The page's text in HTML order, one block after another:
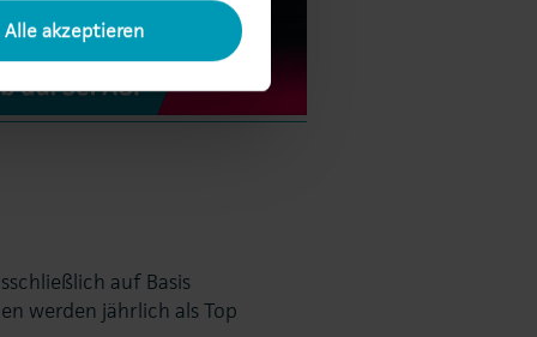
Alle akzeptieren
auf Basis
werden jährlich als Top